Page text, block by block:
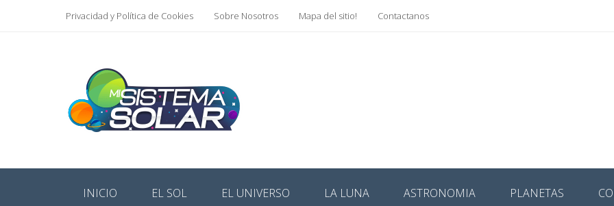
Privacidad y Política de Cookies Sobre Nosotros Mapa del sitio! Contactanos
INICIO EL SOL EL UNIVERSO LA LUNA ASTRONOMIA PLANETAS